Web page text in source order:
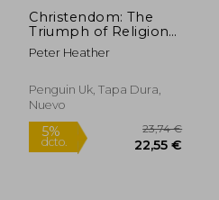
Christendom: The
Triumph of Religion
(en Inglés)
Peter Heather
Penguin Uk, Tapa Dura,
Nuevo